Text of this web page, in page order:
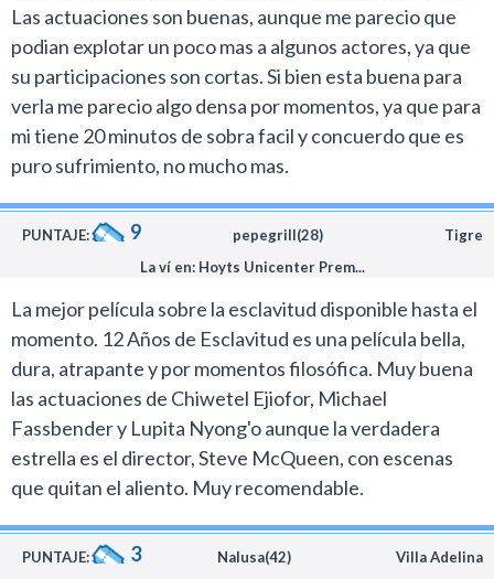
Las actuaciones son buenas, aunque me parecio que
podian explotar un poco mas a algunos actores, ya que
su participaciones son cortas. Si bien esta buena para
verla me parecio algo densa por momentos, ya que para
mi tiene 20 minutos de sobra facil y concuerdo que es
puro sufrimiento, no mucho mas.
PUNTAJE: 9 pepegrill(28)
Tigre
La ví en: Hoyts Unicenter Prem...
La mejor película sobre la esclavitud disponible hasta el
momento. 12 Años de Esclavitud es una película bella,
dura, atrapante y por momentos filosófica. Muy buena
las actuaciones de Chiwetel Ejiofor, Michael
Fassbender y Lupita Nyong'o aunque la verdadera
estrella es el director, Steve McQueen, con escenas
que quitan el aliento. Muy recomendable.
PUNTAJE: 3 Nalusa(42) Villa Adelina